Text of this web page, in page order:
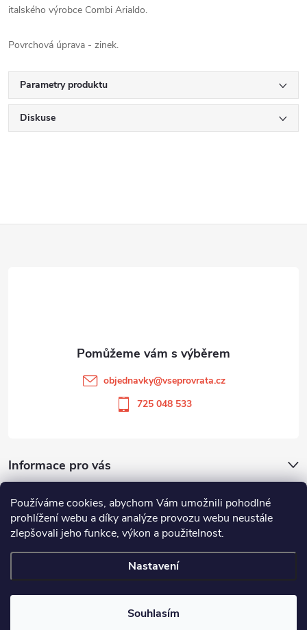
Používáme cookies, abychom Vám umožnili pohodlné
prohlížení webu a díky analýze provozu webu neustále
zlepšovali jeho funkce, výkon a použitelnost.
Nastavení
Souhlasím
italského výrobce Combi Arialdo.
Povrchová úprava - zinek.
Parametry produktu
Diskuse
objednavky@vseprovrata.cz
725 048 533
Informace pro vás
Odstoupit od smlouvy
Copyright 2026Vše pro vrata. Všechna práva vyhrazena.